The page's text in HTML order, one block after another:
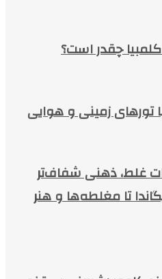
چقدر است؟
تورهای زمینی و هوایی
غلط، ذهنی شفاف‌تر
تا مغلطه‌ها و هنر